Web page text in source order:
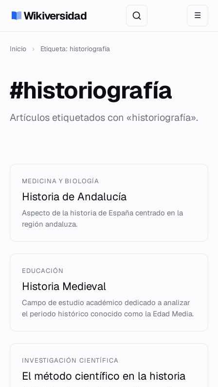
Wikiversidad ☰
Inicio › Etiqueta: historiografía
#historiografía
Artículos etiquetados con «historiografía».
MEDICINA Y BIOLOGÍA
Historia de Andalucía
Aspecto de la historia de España centrado en la
región andaluza.
EDUCACIÓN
Historia Medieval
Campo de estudio académico dedicado a analizar
el periodo histórico conocido como la Edad Media.
INVESTIGACIÓN CIENTÍFICA
El método científico en la historia